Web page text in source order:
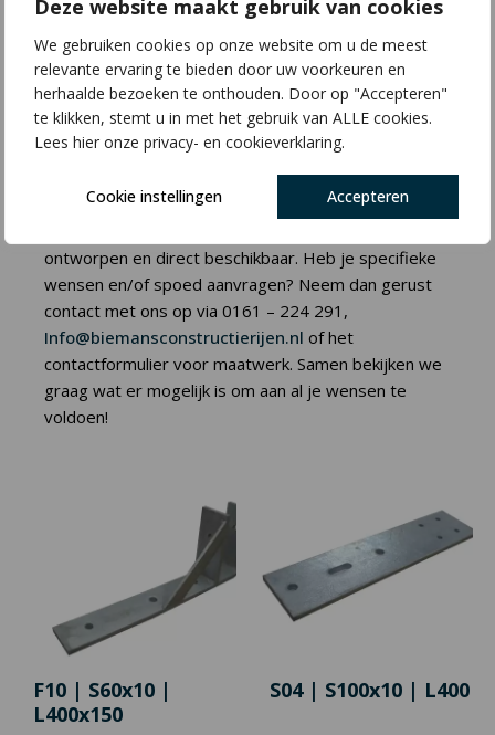
Deze website maakt gebruik van cookies
We gebruiken cookies op onze website om u de meest
relevante ervaring te bieden door uw voorkeuren en
herhaalde bezoeken te onthouden. Door op "Accepteren"
te klikken, stemt u in met het gebruik van ALLE cookies.
Lees hier onze privacy- en cookieverklaring.
Cookie instellingen Accepteren
Gerelateerde producten
ontworpen en direct beschikbaar. Heb je specifieke
wensen en/of spoed aanvragen? Neem dan gerust
contact met ons op via 0161 – 224 291,
Info@biemansconstructierijen.nl of het
contactformulier voor maatwerk. Samen bekijken we
graag wat er mogelijk is om aan al je wensen te
voldoen!
F10 | S60x10 |
L400x150
S04 | S100x10 | L400